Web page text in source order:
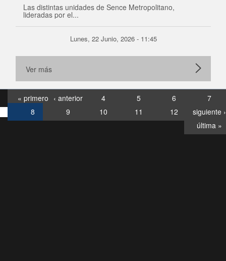
Las distintas unidades de Sence Metropolitano,
lideradas por el...
Lunes, 22 Junio, 2026 - 11:45
Ver más
« primero ‹ anterior 4 5 6
7
8
9 10 11 12
siguiente ›
última »